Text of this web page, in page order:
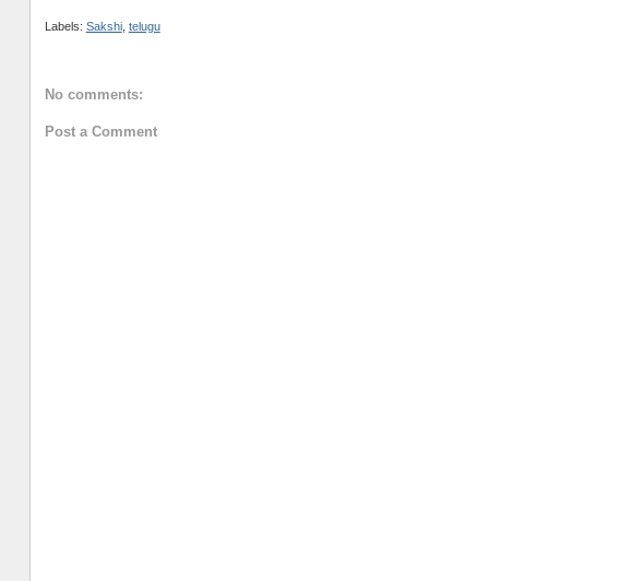
Labels: Sakshi, telugu
No comments:
Post a Comment